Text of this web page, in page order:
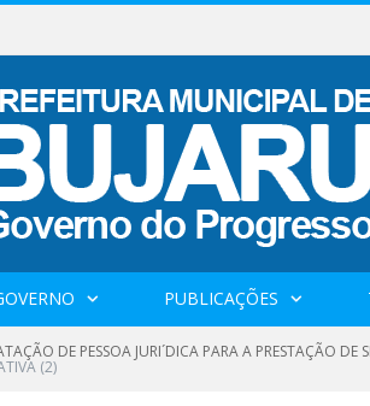
PUBLICAÇÕES
DE PESSOA JURI´DICA PARA A PRESTAÇÃO DE
(2)